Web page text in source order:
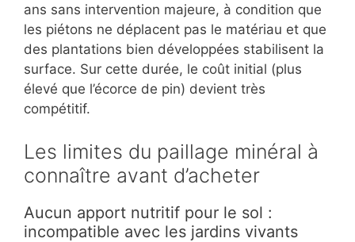
ans sans intervention majeure, à condition que
les piétons ne déplacent pas le matériau et que
des plantations bien développées stabilisent la
surface. Sur cette durée, le coût initial (plus
élevé que l’écorce de pin) devient très
compétitif.
Les limites du paillage minéral à
connaître avant d’acheter
Aucun apport nutritif pour le sol :
incompatible avec les jardins vivants